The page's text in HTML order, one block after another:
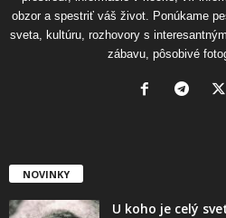
obzor a spestriť váš život. Ponúkame
sveta, kultúru, rozhovory s
zábavu, pôsobivé
NOVINKY
U koho je celý